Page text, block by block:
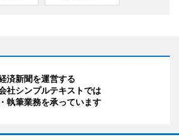
済新聞を運営する
社シンプルテキストでは
執筆業務を承っています